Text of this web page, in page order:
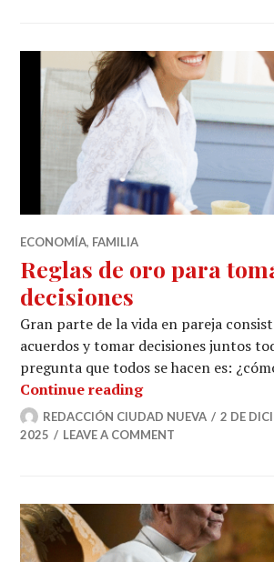
ECONOMÍA, FAMILIA
Reglas de oro para
decisiones
Gran parte de la vida en pareja
acuerdos y tomar decisiones juntos
pregunta que todos se hacen es:
Continue readingReglas de oro
REDACCIÓN CIUDAD NUEVA
2 DE
2025
LEAVE A COMMENT